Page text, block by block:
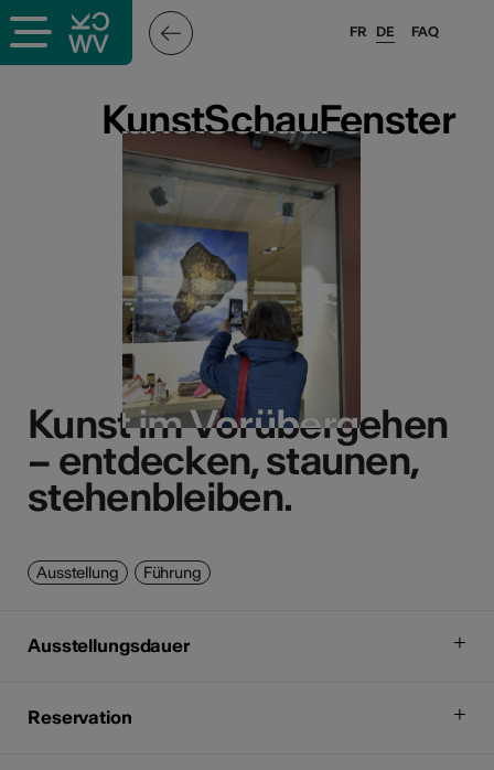
FAQ
FR DE
KunstSchauFenster
Kunst im Vorübergehen
– entdecken, staunen,
stehenbleiben.
KunstSchauFenster
Kunst im Vorübergehen
– entdecken, staunen,
stehenbleiben.
Ausstellung Führung
Ausstellungsdauer
Reservation